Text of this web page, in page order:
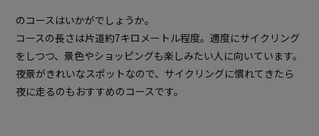
のコースはいかがでしょうか。
コースの長さは片道約7キロメートル程度。適度にサイクリング
をしつつ、景色やショッピングも楽しみたい人に向いています。
夜景がきれいなスポットなので、サイクリングに慣れてきたら
夜に走るのもおすすめのコースです。